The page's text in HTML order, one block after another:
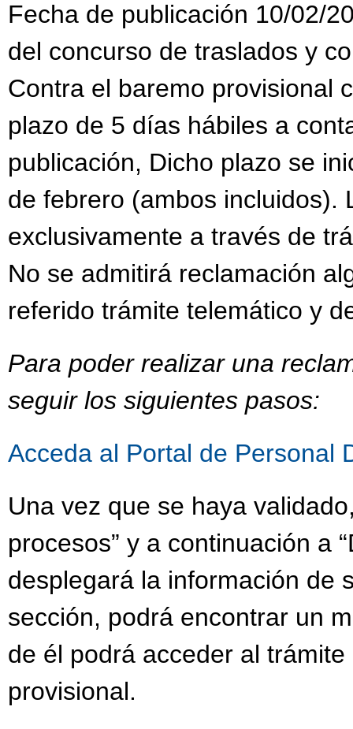
Fecha de publicación 10/02/
del concurso de traslados y
Contra el baremo provisional
plazo de 5 días hábiles a
publicación, Dicho plazo se
de febrero (ambos incluidos).
exclusivamente a través de
No se admitirá reclamación
referido trámite telemático y
Para poder realizar una
seguir los siguientes pasos:
Acceda al Portal de Personal
Una vez que se haya
procesos” y a continuación a
desplegará la información de
sección, podrá encontrar un
de él podrá acceder al
provisional.